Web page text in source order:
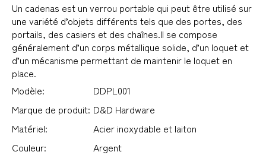
Un cadenas est un verrou portable qui peut être utilisé sur
une variété d’objets différents tels que des portes, des
portails, des casiers et des chaînes.Il se compose
généralement d’un corps métallique solide, d’un loquet et
d’un mécanisme permettant de maintenir le loquet en
place.
Modèle:
DDPL001
Marque de produit: D&D Hardware
Matériel:
Acier inoxydable et laiton
Couleur:
Argent